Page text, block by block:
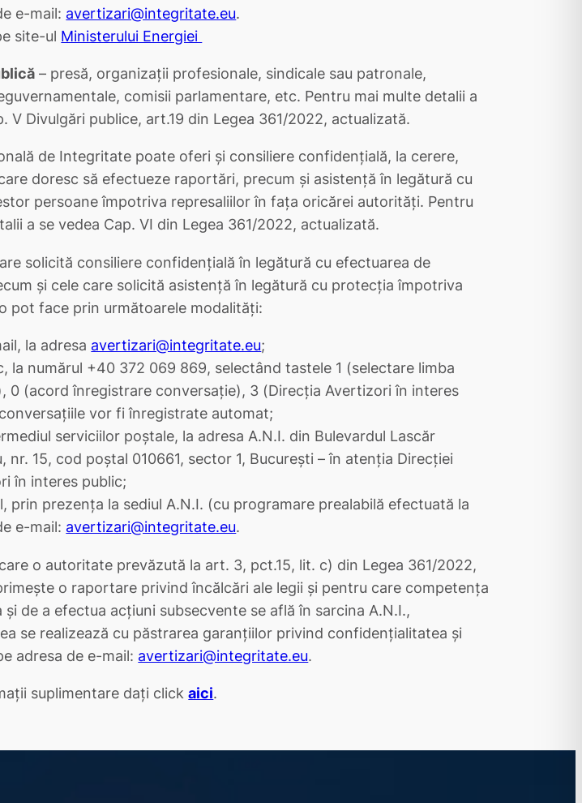
e-mail: avertizari@integritate.eu.
site-ul Ministerului Energiei
– presă, organizații profesionale, sindicale sau patronale,
comisii parlamentare, etc. Pentru mai multe detalii a
V Divulgări publice, art.19 din Legea 361/2022, actualizată.
de Integritate poate oferi și consiliere confidențială, la cerere,
doresc să efectueze raportări, precum și asistență în legătură cu
persoane împotriva represaliilor în fața oricărei autorități. Pentru
a se vedea Cap. VI din Legea 361/2022, actualizată.
solicită consiliere confidențială în legătură cu efectuarea de
și cele care solicită asistență în legătură cu protecția împotriva
pot face prin următoarele modalități:
la adresa avertizari@integritate.eu;
la numărul +40 372 069 869, selectând tastele 1 (selectare limba
0 (acord înregistrare conversație), 3 (Direcția Avertizori în interes
vor fi înregistrate automat;
serviciilor poștale, la adresa A.N.I. din Bulevardul Lascăr
nr. 15, cod poștal 010661, sector 1, București – în atenția Direcției
în interes public;
prin prezența la sediul A.N.I. (cu programare prealabilă efectuată la
e-mail: avertizari@integritate.eu.
o autoritate prevăzută la art. 3, pct.15, lit. c) din Legea 361/2022,
o raportare privind încălcări ale legii și pentru care competența
și de a efectua acțiuni subsecvente se află în sarcina A.N.I.,
se realizează cu păstrarea garanțiilor privind confidențialitatea și
adresa de e-mail: avertizari@integritate.eu.
suplimentare dați clickaici.